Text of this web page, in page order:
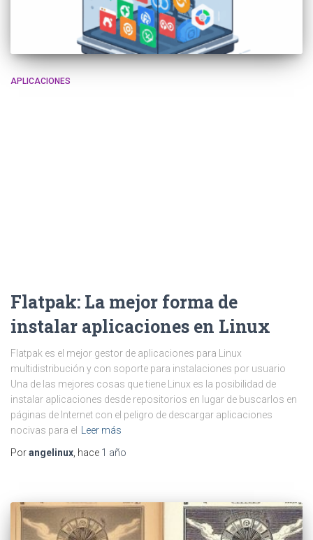
APLICACIONES
Flatpak: La mejor forma de
instalar aplicaciones en Linux
Flatpak es el mejor gestor de aplicaciones para Linux
multidistribución y con soporte para instalaciones por usuario
Una de las mejores cosas que tiene Linux es la posibilidad de
instalar aplicaciones desde repositorios en lugar de buscarlos en
páginas de Internet con el peligro de descargar aplicaciones
nocivas para el
Leer más
Porangelinux , hace 1 año